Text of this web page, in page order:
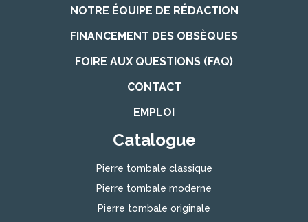
NOTRE ÉQUIPE DE RÉDACTION
FINANCEMENT DES OBSÈQUES
FOIRE AUX QUESTIONS (FAQ)
CONTACT
EMPLOI
Catalogue
Pierre tombale classique
Pierre tombale moderne
Pierre tombale originale